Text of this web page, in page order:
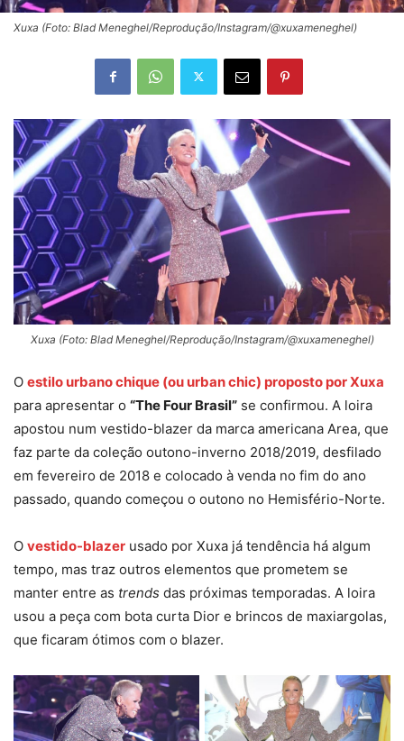
Xuxa (Foto: Blad Meneghel/Reprodução/Instagram/@xuxameneghel)
Xuxa (Foto: Blad Meneghel/Reprodução/Instagram/@xuxameneghel)
O estilo urbano chique (ou urban chic) proposto por Xuxa
para apresentar o “The Four Brasil” se confirmou. A loira
apostou num vestido-blazer da marca americana Area, que
faz parte da coleção outono-inverno 2018/2019, desfilado
em fevereiro de 2018 e colocado à venda no fim do ano
passado, quando começou o outono no Hemisfério-Norte.
O vestido-blazer usado por Xuxa já tendência há algum
tempo, mas traz outros elementos que prometem se
manter entre as trends das próximas temporadas. A loira
usou a peça com bota curta Dior e brincos de maxiargolas,
que ficaram ótimos com o blazer.